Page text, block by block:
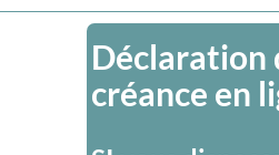
Déclaration
créance en